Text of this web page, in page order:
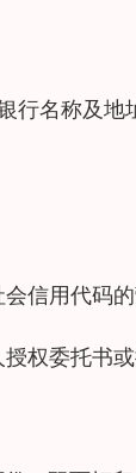
行名称及地
信用代码的
权委托书